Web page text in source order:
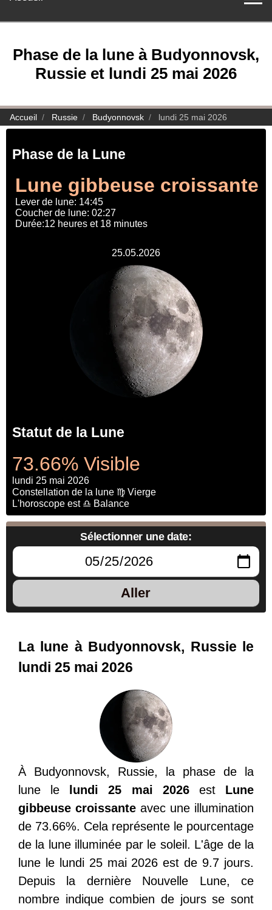
Phase de la lune à Budyonnovsk,
Russie et lundi 25 mai 2026
Accueil Russie Budyonnovsk lundi 25 mai 2026
Phase de la Lune
Lune gibbeuse croissante
Lever de lune: 14:45
Coucher de lune: 02:27
Durée:12 heures et 18 minutes
25.05.2026
Statut de la Lune
73.66% Visible
lundi 25 mai 2026
Constellation de la lune ♍ Vierge
L'horoscope est ♎ Balance
Sélectionner une date:
Aller
La lune à Budyonnovsk, Russie le
lundi 25 mai 2026
À Budyonnovsk, Russie, la phase de la
lune le
lundi 25 mai 2026est Lune
gibbeuse croissante avec une illumination
de 73.66%. Cela représente le pourcentage
de la lune illuminée par le soleil. L'âge de la
lune le lundi 25 mai 2026 est de 9.7 jours.
Depuis la dernière Nouvelle Lune, ce
nombre indique combien de jours se sont